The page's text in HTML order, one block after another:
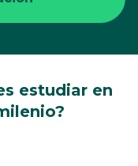
estudiar en